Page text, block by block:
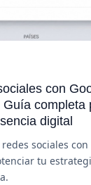
con
completa
digital
sociales con
tu